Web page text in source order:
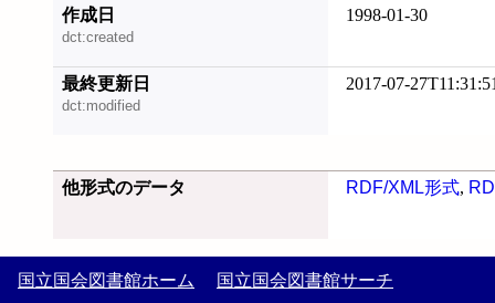
作成日
dct:created
1998-01-30
最終更新日
dct:modified
2017-07-
他形式のデータ RDF/XML形式,
国立国会図書館ホーム 国立国会図書館サーチ